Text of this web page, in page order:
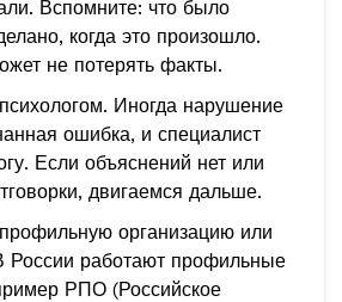
Вспомните: что было
когда это произошло.
не потерять факты.
Иногда нарушение
ошибка, и специалист
Если объяснений нет или
двигаемся дальше.
организацию или
России работают профильные
РПО (Российское